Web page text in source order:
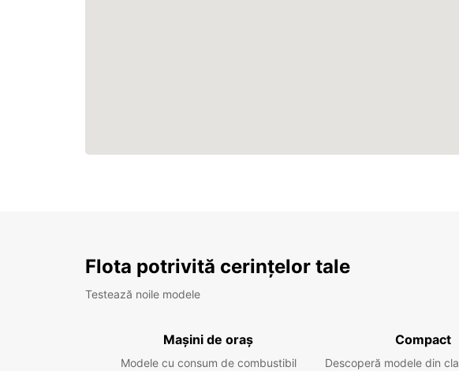
Flota potrivită cerințelor tale
Testează noile modele
Mașini de oraș
Modele cu consum de combustibil
Compact
Descoperă modele din